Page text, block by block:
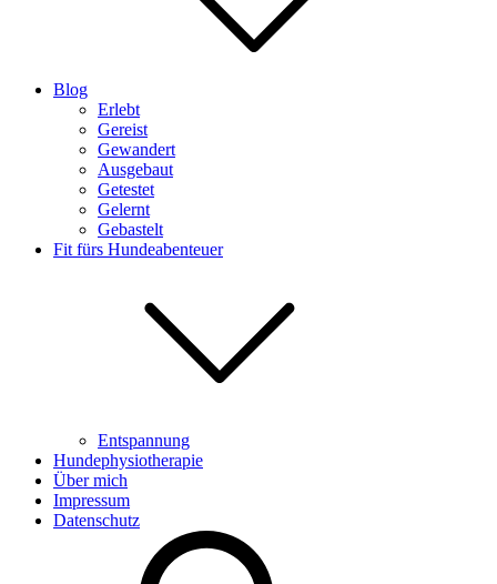
Blog
Erlebt
Gereist
Gewandert
Ausgebaut
Getestet
Gelernt
Gebastelt
Fit fürs Hundeabenteuer
Entspannung
Hundephysiotherapie
Über mich
Impressum
Datenschutz